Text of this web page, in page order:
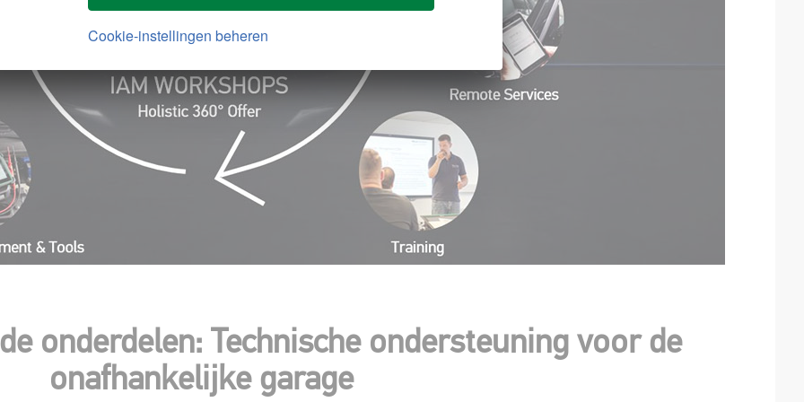
onderdelen: Technische ondersteuning voor de
onafhankelijke garage
Cookie-instellingen beheren